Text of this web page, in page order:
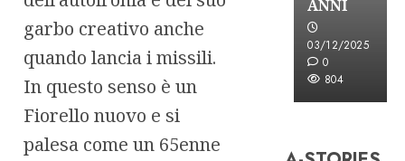
garbo creativo anche
quando lancia i missili.
In questo senso è un
Fiorello nuovo e si
palesa come un 65enne
ANNI
03/12/2025
0
804
FREE